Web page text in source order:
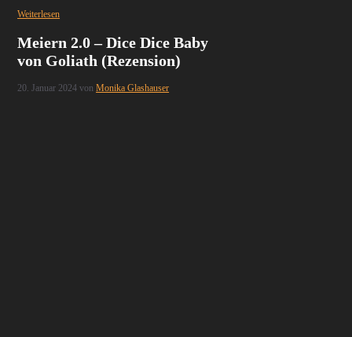
Weiterlesen
Meiern 2.0 – Dice Dice Baby
von Goliath (Rezension)
20. Januar 2024 vonMonika Glashauser